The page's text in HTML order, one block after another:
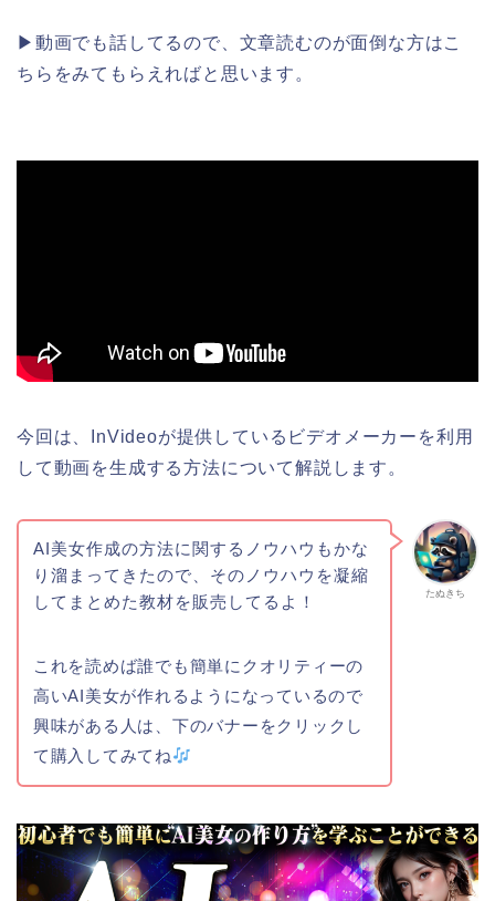
▶︎動画でも話してるので、文章読むのが面倒な方はこ
ちらをみてもらえればと思います。
今回は、InVideoが提供しているビデオメーカーを利用
して動画を生成する方法について解説します。
たぬきち
AI美女作成の方法に関するノウハウもかな
り溜まってきたので、そのノウハウを凝縮
してまとめた教材を販売してるよ！
これを読めば誰でも簡単にクオリティーの
高いAI美女が作れるようになっているので
興味がある人は、下のバナーをクリックし
て購入してみてね